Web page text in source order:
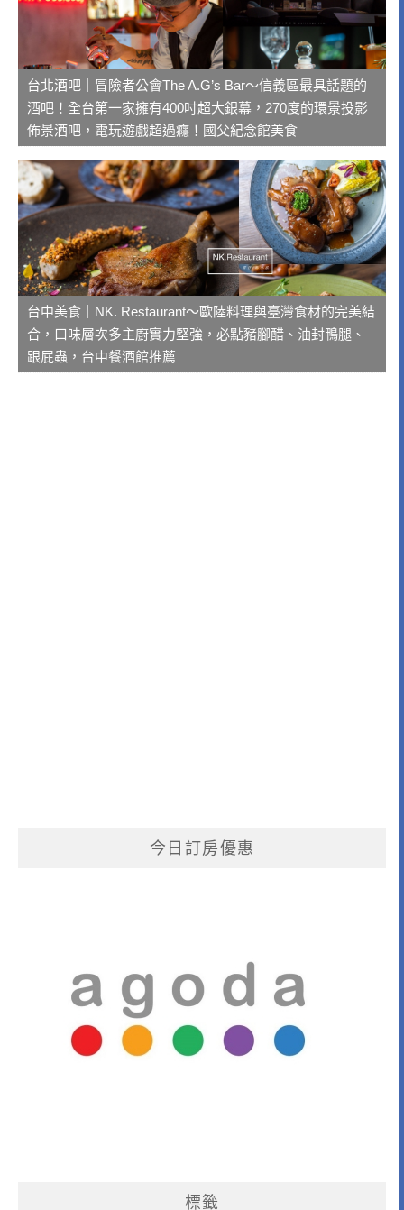
台北酒吧｜冒險者公會The A.G’s Bar～信義區最具話題的
酒吧！全台第一家擁有400吋超大銀幕，270度的環景投影
佈景酒吧，電玩遊戲超過癮！國父紀念館美食
台中美食｜NK. Restaurant～歐陸料理與臺灣食材的完美結
合，口味層次多主廚實力堅強，必點豬腳醋、油封鴨腿、
跟屁蟲，台中餐酒館推薦
今日訂房優惠
標籤